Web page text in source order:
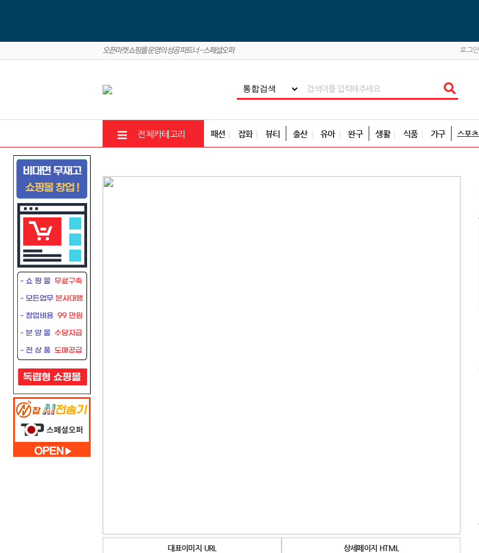
로그인
전체카테고리 패션 잡화 뷰티 출산 유아 완구 생활 식품 가구 스포츠
대표이미지 URL 상세페이지 HTML